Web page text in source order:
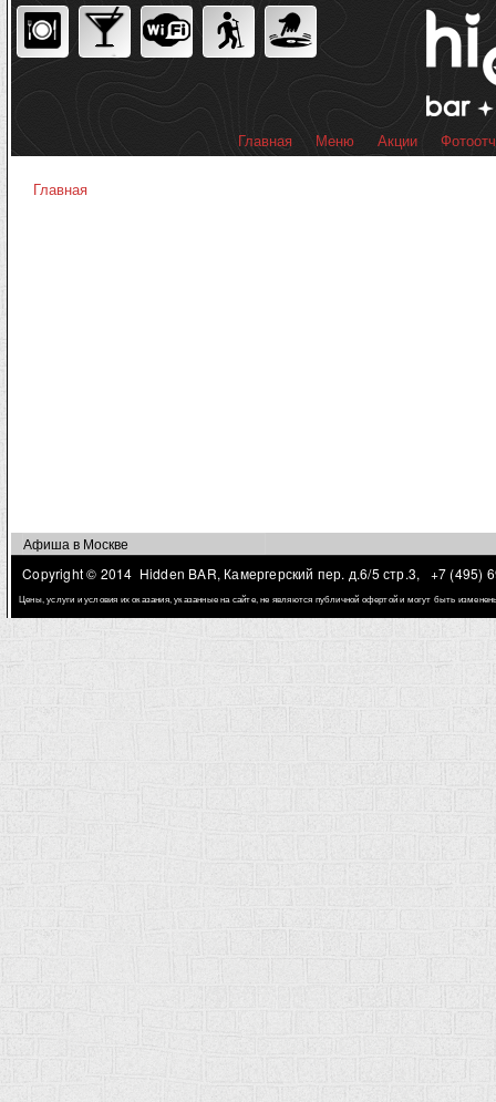
Главное меню
Главная Меню Акции
Главная
Афиша в Москве
Copyright © 2014 Hidden BAR, Камергерский пер. д.6/5 стр.3,
+7 (495)
Цены, услуги и условия их оказания, указанные на сайте, не являются публичной офертой и могут быть